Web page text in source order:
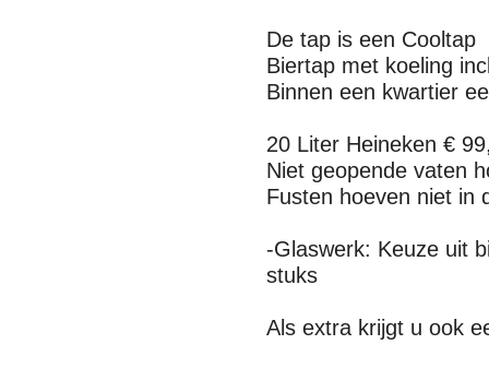
De tap is een Cooltap
Biertap met koeling
Binnen een kwartier
20 Liter Heineken €
Niet geopende vaten
Fusten hoeven niet in
-Glaswerk: Keuze uit
stuks
Als extra krijgt u ook